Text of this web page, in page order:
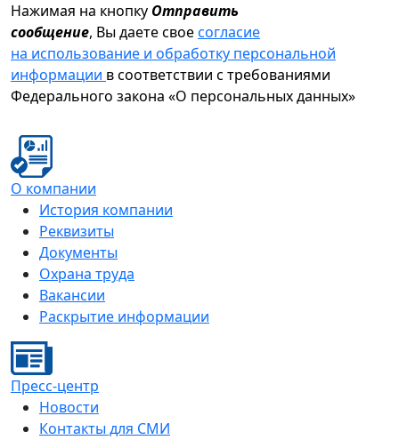
Нажимая на кнопку Отправить
сообщение, Вы даете своесогласие
на использование и обработку персональной
информации в соответствии с требованиями
Федерального закона «О персональных данных»
О компании
История компании
Реквизиты
Документы
Охрана труда
Вакансии
Раскрытие информации
Пресс-центр
Новости
Контакты для СМИ